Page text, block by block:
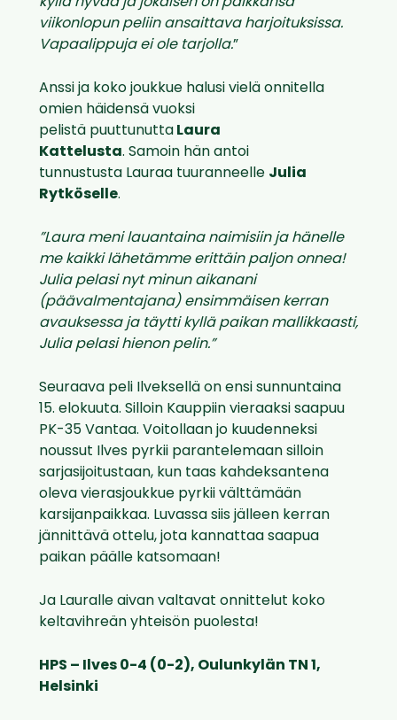
kyllä hyvää ja jokaisen on paikkansa
viikonlopun peliin ansaittava harjoituksissa.
Vapaalippuja ei ole tarjolla.”
Anssi ja koko joukkue halusi vielä onnitella
omien häidensä vuoksi
pelistä puuttunutta Laura
Kattelusta. Samoin hän antoi
tunnustusta Lauraa tuuranneelle Julia
Rytköselle.
”Laura meni lauantaina naimisiin ja hänelle
me kaikki lähetämme erittäin paljon onnea!
Julia pelasi nyt minun aikanani
(päävalmentajana) ensimmäisen kerran
avauksessa ja täytti kyllä paikan mallikkaasti,
Julia pelasi hienon pelin.”
Seuraava peli Ilveksellä on ensi sunnuntaina
15. elokuuta. Silloin Kauppiin vieraaksi saapuu
PK-35 Vantaa. Voitollaan jo kuudenneksi
noussut Ilves pyrkii parantelemaan silloin
sarjasijoitustaan, kun taas kahdeksantena
oleva vierasjoukkue pyrkii välttämään
karsijanpaikkaa. Luvassa siis jälleen kerran
jännittävä ottelu, jota kannattaa saapua
paikan päälle katsomaan!
Ja Lauralle aivan valtavat onnittelut koko
keltavihreän yhteisön puolesta!
HPS – Ilves 0-4 (0-2), Oulunkylän TN 1,
Helsinki